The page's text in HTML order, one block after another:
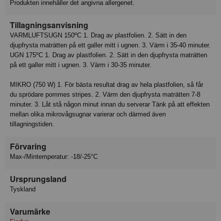
Produkten innehåller det angivna allergenet.
Tillagningsanvisning
VARMLUFTSUGN 150ºC 1. Drag av plastfolien. 2. Sätt in den
djupfrysta maträtten på ett galler mitt i ugnen. 3. Värm i 35-40 minuter.
UGN 175ºC 1. Drag av plastfolien. 2. Sätt in den djupfrysta maträtten
på ett galler mitt i ugnen. 3. Värm i 30-35 minuter.
MIKRO (750 W) 1. För bästa resultat drag av hela plastfolien, så får
du sprödare pommes stripes. 2. Värm den djupfrysta maträtten 7-8
minuter. 3. Låt stå någon minut innan du serverar Tänk på att effekten
mellan olika mikrovågsugnar varierar och därmed även
tillagningstiden.
Förvaring
Max-/Mintemperatur: -18/-25°C
Ursprungsland
Tyskland
Varumärke